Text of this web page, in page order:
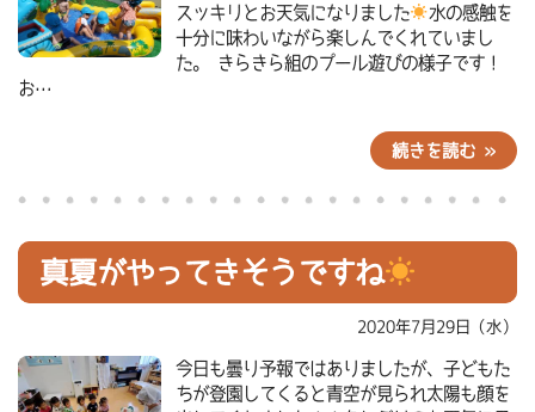
スッキリとお天気になりました
水の感触を
十分に味わいながら楽しんでくれていまし
た。 きらきら組のプール遊びの様子です！
お…
続きを読む »
真夏がやってきそうですね
2020年7月29日（水）
今日も曇り予報ではありましたが、子どもた
ちが登園してくると青空が見られ太陽も顔を